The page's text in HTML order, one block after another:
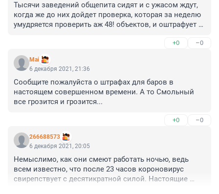
Тысячи заведений общепита сидят и с ужасом ждут,
когда же до них дойдет проверка, которая за неделю
умудряется проверить аж 48! объектов, и оштрафует
+0 –0
Mai
6 декабря 2021, 21:36
Сообщите пожалуйста о штрафах для баров в
настоящем совершенном времени. А то Смольный
все грозится и грозится...
+0 –0
266688573
6 декабря 2021, 20:05
Немыслимо, как они смеют работать ночью, ведь
всем известно, что после 23 часов короновирус
свирепствует с десятикратной силой. Настоящие